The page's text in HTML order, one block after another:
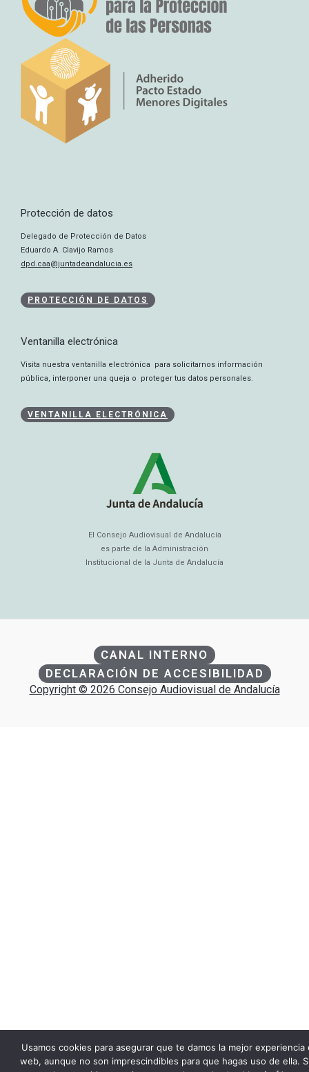
Protección de datos
Delegado de Protección de Datos
Eduardo A. Clavijo Ramos
dpd.caa@juntadeandalucia.es
PROTECCIÓN DE DATOS
Ventanilla electrónica
Visita nuestra ventanilla electrónica para solicitarnos información
pública, interponer una queja o proteger tus datos personales.
VENTANILLA ELECTRÓNICA
El Consejo Audiovisual de Andalucía
es parte de la Administración
Institucional de la Junta de Andalucía
CANAL INTERNO
DECLARACIÓN DE ACCESIBILIDAD
Copyright © 2026 Consejo Audiovisual de Andalucía
Usamos cookies para asegurar que te damos la mejor experiencia
web, aunque no son imprescindibles para que hagas uso de ella.